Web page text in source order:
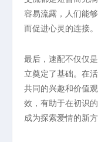
容易流露，人们能
而促进心灵的连接。
最后，速配不仅仅
立奠定了基础。在
共同的兴趣和价值
效，有助于在初识
成为探索爱情的新方